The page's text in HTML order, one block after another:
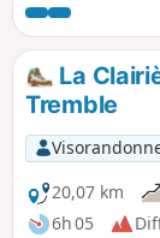
Francport, puis
Rethondes, à
l'armistice de
Choisy-au-Bac
le Château des
la petite
inondées de
dans la
La
Tremble
20,07 km
6h 05